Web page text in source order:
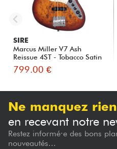
SIRE
Marcus Miller V7 Ash
Reissue 4ST - Tobacco Satin
799.00 €
Ne manquez rien
en recevant notre
Restez informé·e des bons
nouveautés...